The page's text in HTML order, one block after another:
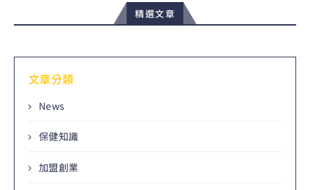
精選文章
文章分類
News
保健知識
加盟創業